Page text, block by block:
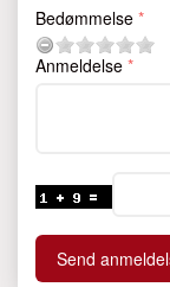
Bedømmelse
Anmeldelse
Send